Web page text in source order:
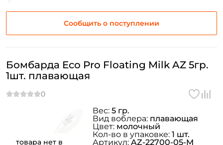
Сообщить о поступлении
товара нет в
Бомбарда Eco Pro Floating Milk AZ 5гр.
1шт. плавающая
Вес: 5 гр.
Вид воблера: плавающая
Цвет: молочный
Кол-во в упаковке: 1 шт.
Артикул:AZ-22700-05-M